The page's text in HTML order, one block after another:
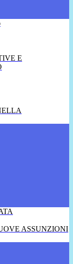
E
ASSUNZIONI